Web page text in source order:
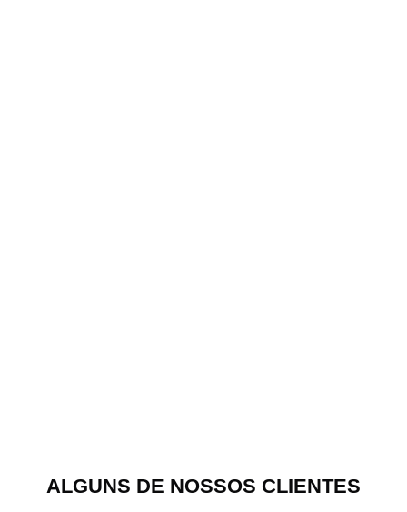
ALGUNS DE NOSSOS CLIENTES